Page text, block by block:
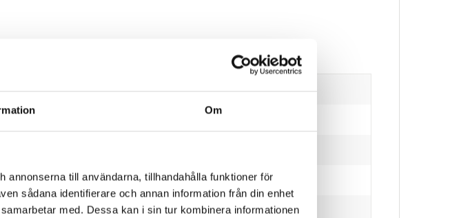
Om
annonserna till användarna, tillhandahålla funktioner för
sådana identifierare och annan information från din enhet
med. Dessa kan i sin tur kombinera informationen
12 V DC
6,9 bar
150 l/min